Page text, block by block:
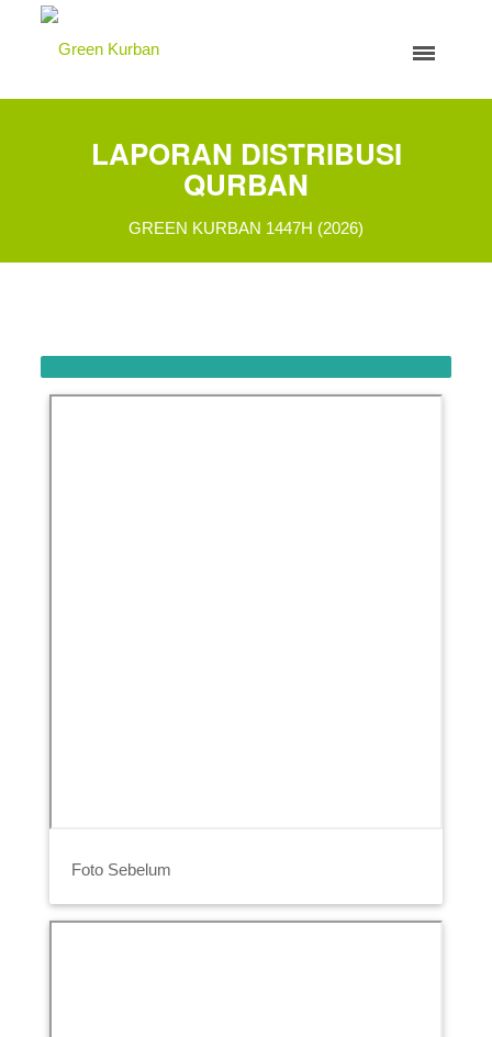
LAPORAN DISTRIBUSI
QURBAN
GREEN KURBAN 1447H (2026)
Foto Sebelum